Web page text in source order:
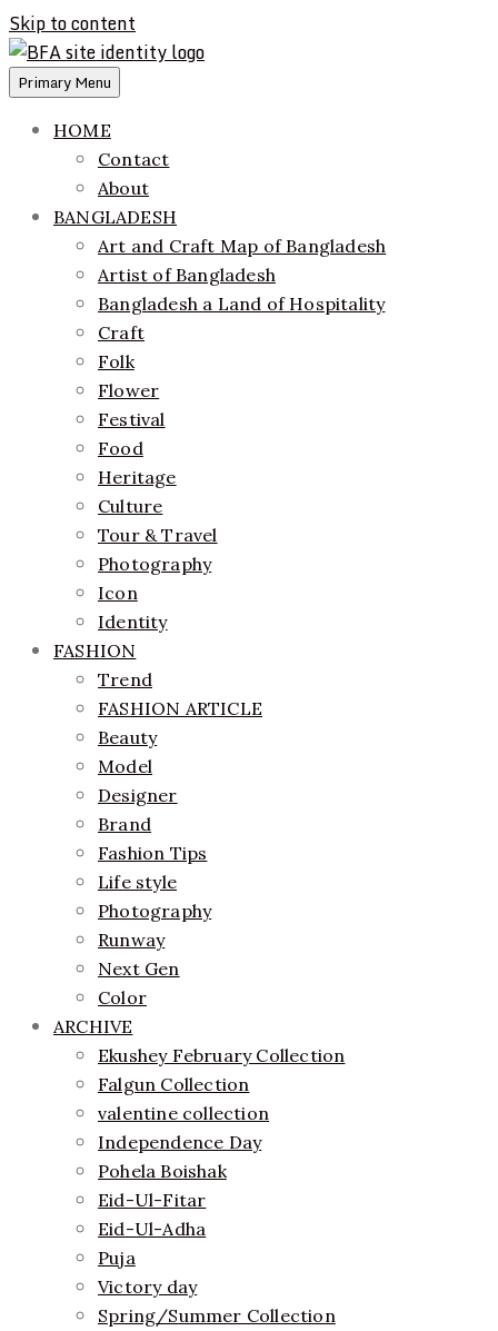
Skip to content
Bangladesh Fashion Archive
ethics + aesthetics = sustainable fashion
Primary Menu
HOME
Contact
About
BANGLADESH
Art and Craft Map of Bangladesh
Artist of Bangladesh
Bangladesh a Land of Hospitality
Craft
Folk
Flower
Festival
Food
Heritage
Culture
Tour & Travel
Photography
Icon
Identity
FASHION
Trend
FASHION ARTICLE
Beauty
Model
Designer
Brand
Fashion Tips
Life style
Photography
Runway
Next Gen
Color
ARCHIVE
Ekushey February Collection
Falgun Collection
valentine collection
Independence Day
Pohela Boishak
Eid-Ul-Fitar
Eid-Ul-Adha
Puja
Victory day
Spring/Summer Collection